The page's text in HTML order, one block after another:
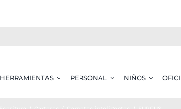
HERRAMIENTAS PERSONAL NIÑOS